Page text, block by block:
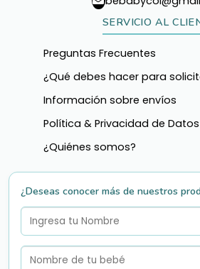
SERVICIO AL
Preguntas Frecuentes
¿Qué debes hacer para
Información sobre envíos
Política & Privacidad de Datos
¿Quiénes somos?
¿Deseas conocer más de nuestros